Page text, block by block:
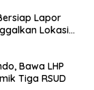
Lapor
Lokasi
Bawa LHP
Tiga RSUD